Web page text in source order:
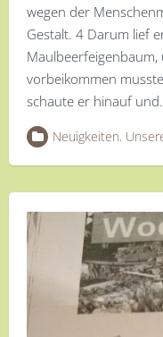
wegen der
Gestalt. 4 Darum lief
Maulbeerfeigenbaum,
vorbeikommen
schaute er hinauf
Neuigkeiten,